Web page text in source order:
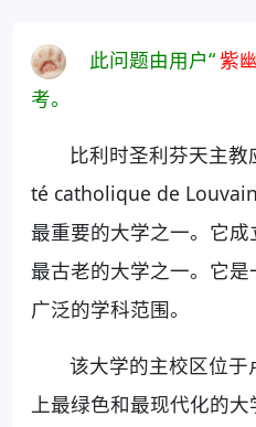
此问题由用户“紫
考。
比利时圣利芬天主
té catholique de
最重要的大学之一。它
最古老的大学之一。它
广泛的学科范围。
该大学的主校区位
上最绿色和最现代化的